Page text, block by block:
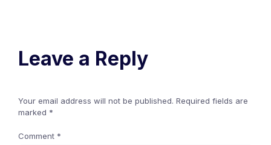
Leave a Reply
Your email address will not be published. Required fields are
marked *
Comment *